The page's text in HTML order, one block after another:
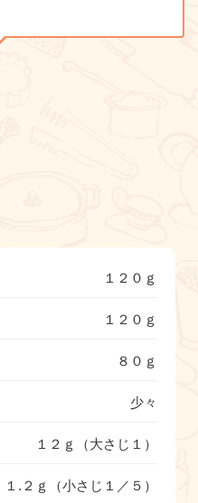
１２０ｇ
１２０ｇ
８０ｇ
少々
１２ｇ（大さじ１）
１.２ｇ（小さじ１／５）